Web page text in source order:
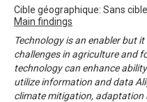
Cible géographique: Sans
Main findings
Technology is an enabler but
challenges in agriculture and
technology can enhance
utilize information and data
climate mitigation, adaptation